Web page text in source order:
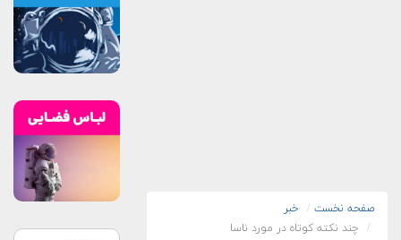
صفحه نخست
خبر
چند نکته کوتاه در مورد ناسا